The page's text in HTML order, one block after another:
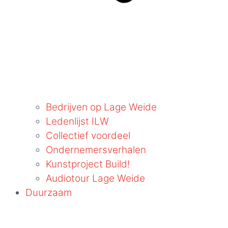
Bedrijven op Lage Weide
Ledenlijst ILW
Collectief voordeel
Ondernemersverhalen
Kunstproject Build!
Audiotour Lage Weide
Duurzaam